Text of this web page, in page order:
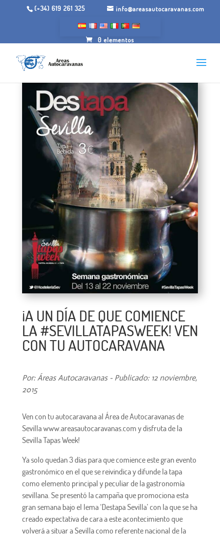
(+34) 619 261 325 info@areasautocaravanas.com
0 elementos
¡A UN DÍA DE QUE COMIENCE
LA ‪#‎SEVILLATAPASWEEK‬! VEN
CON TU AUTOCARAVANA
Por: Áreas Autocaravanas - Publicado: 12 noviembre,
2015
Ven con tu autocaravana al Área de Autocaravanas de
Sevilla www.areasautocaravanas.com y disfruta de la
Sevilla Tapas Week!
Ya solo quedan 3 días para que comience este gran evento
gastronómico en el que se reivindica y difunde la tapa
como elemento principal y peculiar de la gastronomía
sevillana. Se presentó la campaña que promociona esta
gran semana bajo el lema ‘Destapa Sevilla’ con la que se ha
creado expectativa de cara a este acontecimiento que
volverá a situar a Sevilla como referente nacional de la